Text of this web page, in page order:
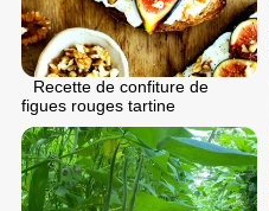
Recette de confiture de
figues rouges tartine